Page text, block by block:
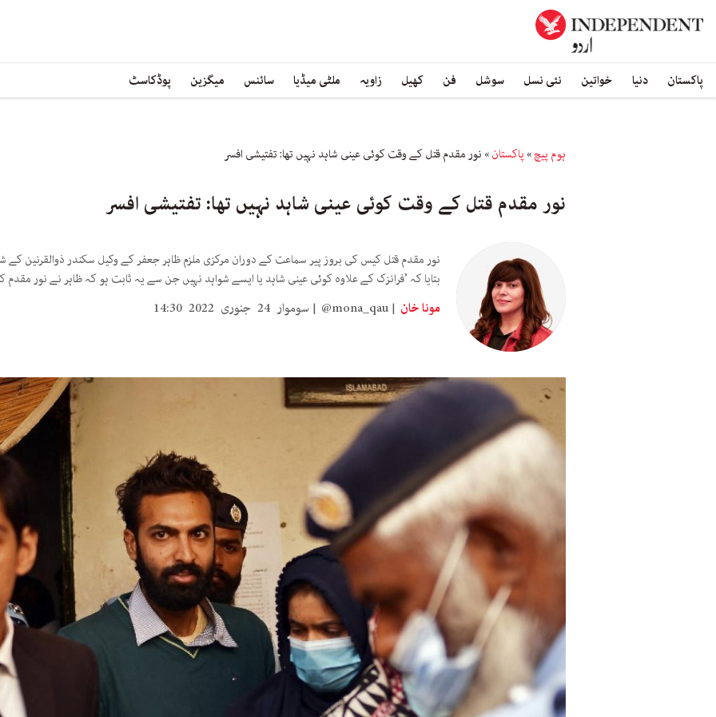
پاکستان دنیا خواتین نئی نسل سوشل فن کھیل زاویہ ملٹی میڈیا سائنس میگزین پوڈکاسٹ
ہوم پیچ» پاکستان» نور مقدم قتل کے وقت کوئی عینی شاہد نہیں تھا: تفتیشی افسر
نور مقدم قتل کے وقت کوئی عینی شاہد نہیں تھا: تفتیشی افسر
نور مقدم قتل کیس کی بروز پیر سماعت کے دوران مرکزی ملزم ظاہر جعفر کے وکیل سکندر ذوالقرنین کے
بتایا کہ ’فرانزک کے علاوہ کوئی عینی شاہد یا ایسے شواہد نہیں جن سے یہ ثابت ہو کہ ظاہر نے نور مقدم
مونا خان @mona_qau سوموار 24 جنوری 2022 14:30